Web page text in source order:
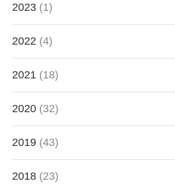
2023 (1)
2022 (4)
2021 (18)
2020 (32)
2019 (43)
2018 (23)